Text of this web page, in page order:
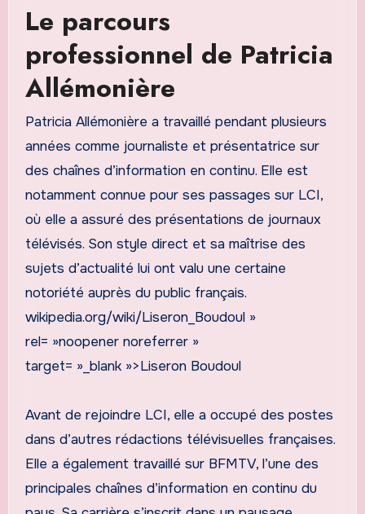
Le parcours
professionnel de Patricia
Allémonière
Patricia Allémonière a travaillé pendant plusieurs
années comme journaliste et présentatrice sur
des chaînes d’information en continu. Elle est
notamment connue pour ses passages sur LCI,
où elle a assuré des présentations de journaux
télévisés. Son style direct et sa maîtrise des
sujets d’actualité lui ont valu une certaine
notoriété auprès du public français.
wikipedia.org/wiki/Liseron_Boudoul »
rel= »noopener noreferrer »
target= »_blank »>Liseron Boudoul
Avant de rejoindre LCI, elle a occupé des postes
dans d’autres rédactions télévisuelles françaises.
Elle a également travaillé sur BFMTV, l’une des
principales chaînes d’information en continu du